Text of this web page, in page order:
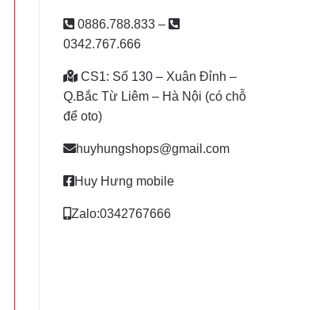
0886.788.833 –
0342.767.666
CS1: Số 130 – Xuân Đỉnh –
Q.Bắc Từ Liêm – Hà Nội (có chỗ
để oto)
huyhungshops@gmail.com
Huy Hưng mobile
Zalo:0342767666